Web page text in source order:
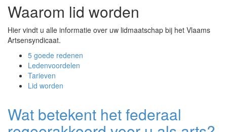
Waarom lid worden
Hier vindt u alle informatie over uw lidmaatschap bij het Vlaams
Artsensyndicaat.
5 goede redenen
Ledenvoordelen
Tarieven
Lid worden
Wat betekent het federaal